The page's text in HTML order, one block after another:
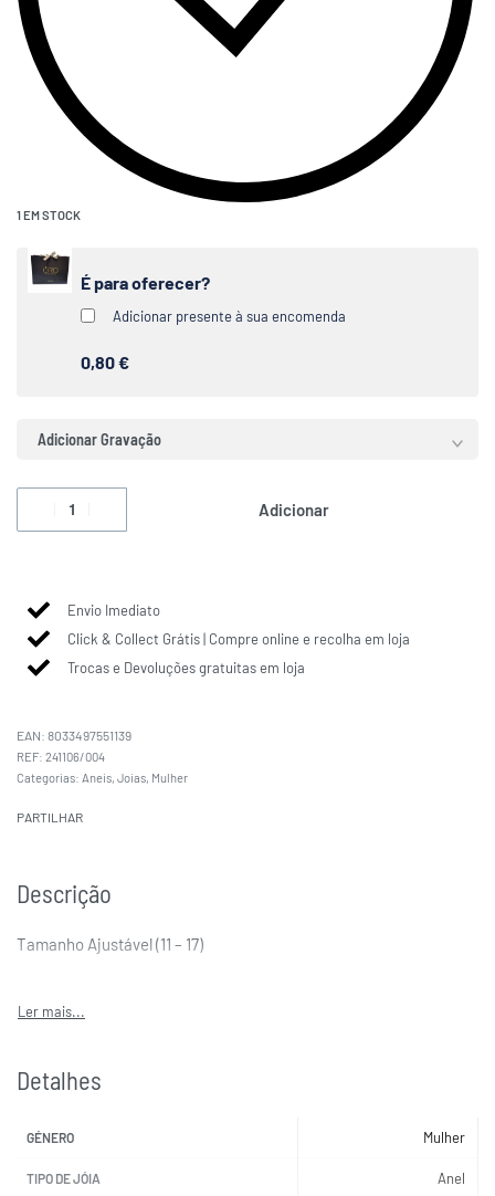
1 EM STOCK
É para oferecer?
Adicionar presente à sua encomenda
0,80 €
Adicionar Gravação
Adicionar
Envio Imediato
Click & Collect Grátis | Compre online e recolha em loja
Trocas e Devoluções gratuitas em loja
EAN: 8033497551139
241106/004
Categorias: Aneis, Joias, Mulher
PARTILHAR
Descrição
Tamanho Ajustável (11 – 17)
Detalhes
GÉNERO Mulher
TIPO DE JÓIA Anel